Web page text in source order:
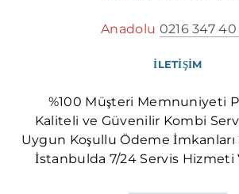
Anadolu 0216 347 40
İLETİŞİM
%100 Müşteri Memnuniyeti
Kaliteli ve Güvenilir Kombi
Uygun Koşullu Ödeme İmkanları
İstanbulda 7/24 Servis Hizmeti